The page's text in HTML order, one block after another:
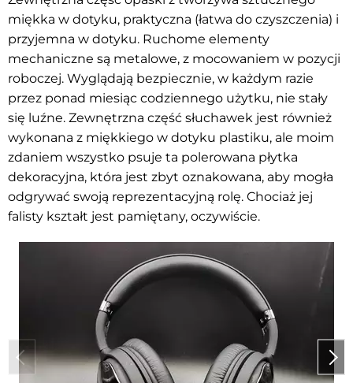
miękka w dotyku, praktyczna (łatwa do czyszczenia) i
przyjemna w dotyku. Ruchome elementy
mechaniczne są metalowe, z mocowaniem w pozycji
roboczej. Wyglądają bezpiecznie, w każdym razie
przez ponad miesiąc codziennego użytku, nie stały
się luźne. Zewnętrzna część słuchawek jest również
wykonana z miękkiego w dotyku plastiku, ale moim
zdaniem wszystko psuje ta polerowana płytka
dekoracyjna, która jest zbyt oznakowana, aby mogła
odgrywać swoją reprezentacyjną rolę. Chociaż jej
falisty kształt jest pamiętany, oczywiście.